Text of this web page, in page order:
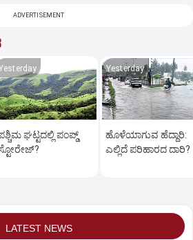
ADVERTISEMENT
ಘಟ್ಟದಲ್ಲಿ ಪಂಪ್ಡ್
Yesterday
ಹೊಳೆಯಾಗುವ ಹೆದ್ದಾರಿ:
ಎಲ್ಲಿದೆ ಪರಿಹಾರದ ದಾರಿ?
LATEST NEWS